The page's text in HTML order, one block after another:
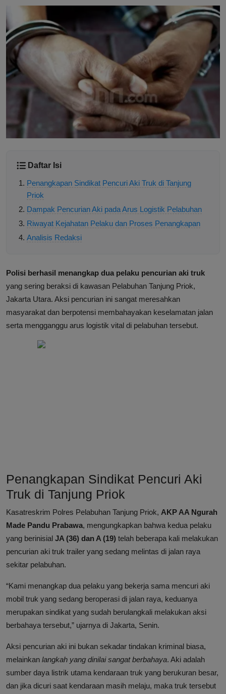
Daftar Isi
Penangkapan Sindikat Pencuri Aki Truk di Tanjung
Priok
Dampak Pencurian Aki pada Arus Logistik Pelabuhan
Riwayat Kejahatan Pelaku dan Proses Penangkapan
Analisis Redaksi
Polisi berhasil menangkap dua pelaku pencurian aki truk
yang sering beraksi di kawasan Pelabuhan Tanjung Priok,
Jakarta Utara. Aksi pencurian ini sangat meresahkan
masyarakat dan berpotensi membahayakan keselamatan jalan
serta mengganggu arus logistik vital di pelabuhan tersebut.
Penangkapan Sindikat Pencuri Aki
Truk di Tanjung Priok
Kasatreskrim Polres Pelabuhan Tanjung Priok, AKP AA Ngurah
Made Pandu Prabawa, mengungkapkan bahwa kedua pelaku
yang berinisial JA (36) dan A (19) telah beberapa kali melakukan
pencurian aki truk trailer yang sedang melintas di jalan raya
sekitar pelabuhan.
“Kami menangkap dua pelaku yang bekerja sama mencuri aki
mobil truk yang sedang beroperasi di jalan raya, keduanya
merupakan sindikat yang sudah berulangkali melakukan aksi
berbahaya tersebut,” ujarnya di Jakarta, Senin.
Aksi pencurian aki ini bukan sekadar tindakan kriminal biasa,
melainkan langkah yang dinilai sangat berbahaya. Aki adalah
sumber daya listrik utama kendaraan truk yang berukuran besar,
dan jika dicuri saat kendaraan masih melaju, maka truk tersebut